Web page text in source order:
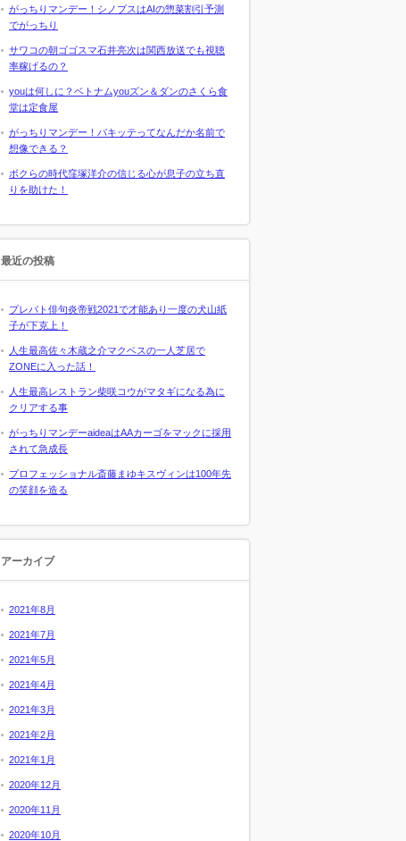
がっちりマンデー！シノプスはAIの惣菜割引予測
でがっちり
サワコの朝ゴゴスマ石井亮次は関西放送でも視聴
率稼げるの？
youは何しに？ベトナムyouズン＆ダンのさくら食
堂は定食屋
がっちりマンデー！パキッテってなんだか名前で
想像できる？
ボクらの時代窪塚洋介の信じる心が息子の立ち直
りを助けた！
最近の投稿
プレバト俳句炎帝戦2021で才能あり一度の犬山紙
子が下克上！
人生最高佐々木蔵之介マクベスの一人芝居で
ZONEに入った話！
人生最高レストラン柴咲コウがマタギになる為に
クリアする事
がっちりマンデーaideaはAAカーゴをマックに採用
されて急成長
プロフェッショナル斎藤まゆキスヴィンは100年先
の笑顔を造る
アーカイブ
2021年8月
2021年7月
2021年5月
2021年4月
2021年3月
2021年2月
2021年1月
2020年12月
2020年11月
2020年10月